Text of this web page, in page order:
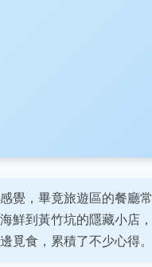
覺，畢竟旅遊區的餐廳常
鮮到黃竹坑的隱藏小店，
覓食，累積了不少心得。